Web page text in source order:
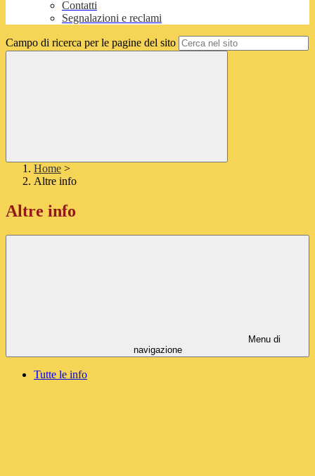
Contatti
Segnalazioni e reclami
Campo di ricerca per le pagine del sito
Home >
Altre info
Altre info
Menu di
navigazione
Tutte le info